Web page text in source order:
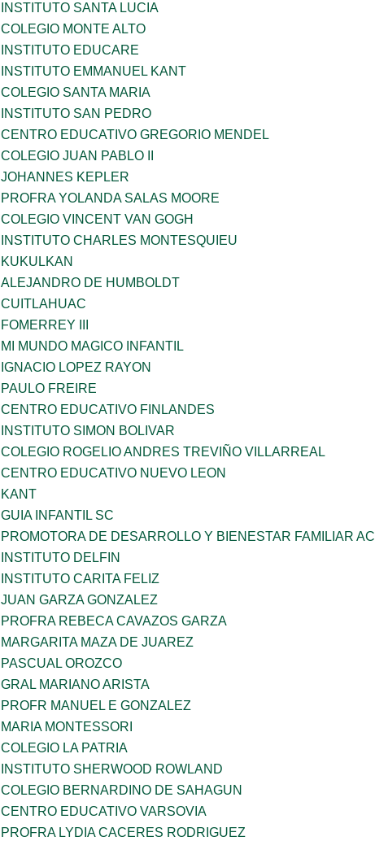
INSTITUTO SANTA LUCIA
COLEGIO MONTE ALTO
INSTITUTO EDUCARE
INSTITUTO EMMANUEL KANT
COLEGIO SANTA MARIA
INSTITUTO SAN PEDRO
CENTRO EDUCATIVO GREGORIO MENDEL
COLEGIO JUAN PABLO II
JOHANNES KEPLER
PROFRA YOLANDA SALAS MOORE
COLEGIO VINCENT VAN GOGH
INSTITUTO CHARLES MONTESQUIEU
KUKULKAN
ALEJANDRO DE HUMBOLDT
CUITLAHUAC
FOMERREY III
MI MUNDO MAGICO INFANTIL
IGNACIO LOPEZ RAYON
PAULO FREIRE
CENTRO EDUCATIVO FINLANDES
INSTITUTO SIMON BOLIVAR
COLEGIO ROGELIO ANDRES TREVIÑO VILLARREAL
CENTRO EDUCATIVO NUEVO LEON
KANT
GUIA INFANTIL SC
PROMOTORA DE DESARROLLO Y BIENESTAR FAMILIAR AC
INSTITUTO DELFIN
INSTITUTO CARITA FELIZ
JUAN GARZA GONZALEZ
PROFRA REBECA CAVAZOS GARZA
MARGARITA MAZA DE JUAREZ
PASCUAL OROZCO
GRAL MARIANO ARISTA
PROFR MANUEL E GONZALEZ
MARIA MONTESSORI
COLEGIO LA PATRIA
INSTITUTO SHERWOOD ROWLAND
COLEGIO BERNARDINO DE SAHAGUN
CENTRO EDUCATIVO VARSOVIA
PROFRA LYDIA CACERES RODRIGUEZ